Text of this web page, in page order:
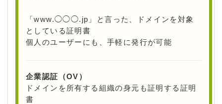
「www.◯◯◯.jp」と言った、ドメインを対象
としている証明書
個人のユーザーにも、手軽に発行が可能
企業認証（OV）
ドメインを所有する組織の身元も証明する証明
書